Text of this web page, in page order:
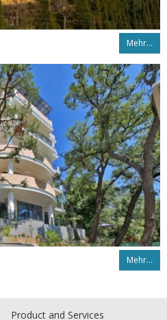
Mehr…
Mehr…
Product and Services